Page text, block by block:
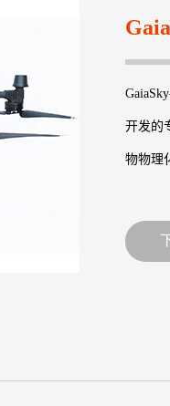
开发的
物物理